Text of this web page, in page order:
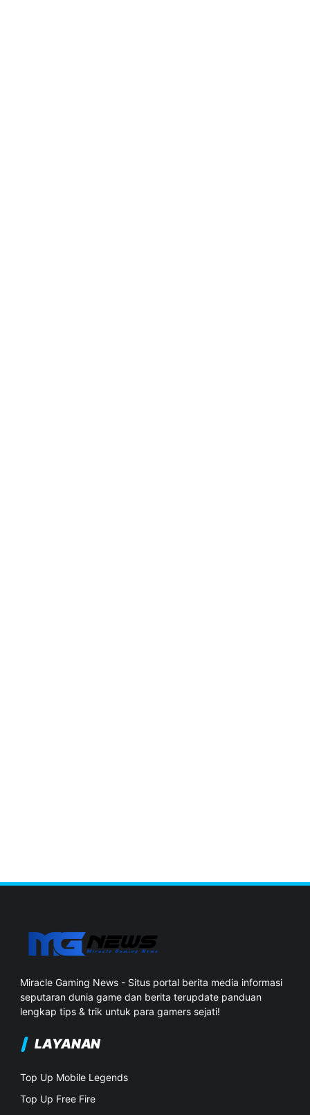
Miracle Gaming News - Situs portal berita media informasi
seputaran dunia game dan berita terupdate panduan
lengkap tips & trik untuk para gamers sejati!
LAYANAN
Top Up Mobile Legends
Top Up Free Fire